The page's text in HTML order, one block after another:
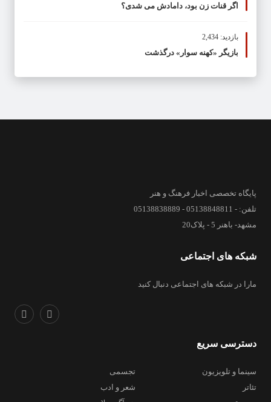
اگر قنات زن بود، دامادش می شدی؟
بازدید: 2,434
بازیگر «کهنه سوار» درگذشت
پایگاه تخصصی اخبار فرهنگ و هنر
تلفن: - 05138848811 - 05138838889
مشهد- باهنر 5 - پلاک20
شبکه های اجتماعی
مارا در شبکه های اجتماعی دنبال کنید
دسترسی سریع
سینما و تلویزیون
تجسمی
تئاتر
شعر و ادب